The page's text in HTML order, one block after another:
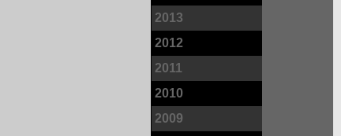
2013
2012
2011
2010
2009